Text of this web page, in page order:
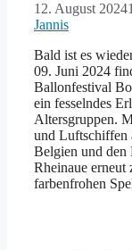
12. August 2024
Jannis
Bald ist es
09. Juni 2024
Ballonfestival
ein fesselndes
Altersgruppen.
und Luftschiffen
Belgien und den
Rheinaue erneut
farbenfrohen